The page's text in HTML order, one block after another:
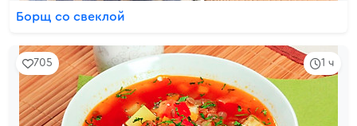
Борщ со свеклой
1 ч
705